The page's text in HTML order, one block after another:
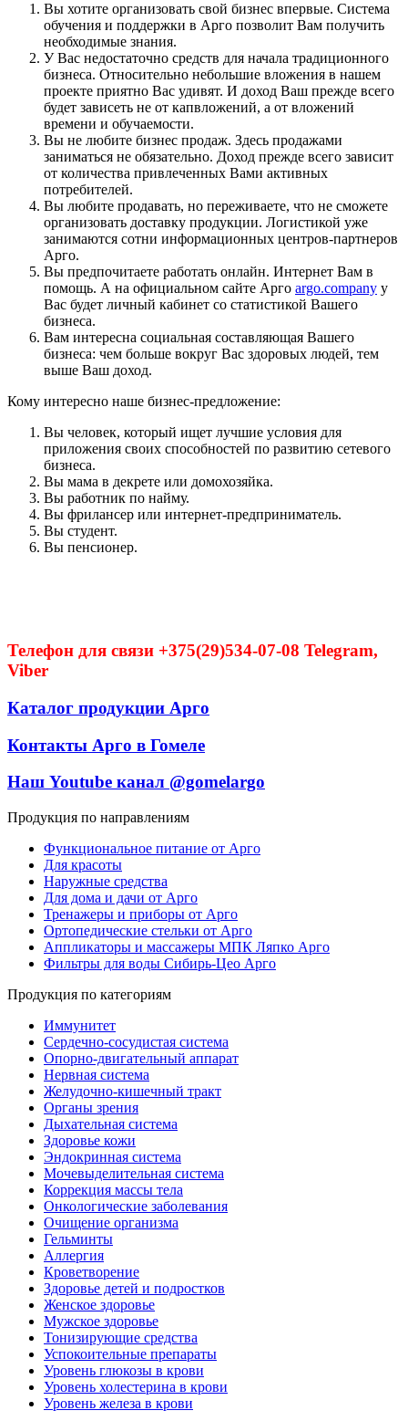
Вы хотите организовать свой бизнес впервые. Система
обучения и поддержки в Арго позволит Вам получить
необходимые знания.
У Вас недостаточно средств для начала традиционного
бизнеса. Относительно небольшие вложения в нашем
проекте приятно Вас удивят. И доход Ваш прежде всего
будет зависеть не от капвложений, а от вложений
времени и обучаемости.
Вы не любите бизнес продаж. Здесь продажами
заниматься не обязательно. Доход прежде всего зависит
от количества привлеченных Вами активных
потребителей.
Вы любите продавать, но переживаете, что не сможете
организовать доставку продукции. Логистикой уже
занимаются сотни информационных центров-партнеров
Арго.
Вы предпочитаете работать онлайн. Интернет Вам в
помощь. А на официальном сайте Арго argo.company у
Вас будет личный кабинет со статистикой Вашего
бизнеса.
Вам интересна социальная составляющая Вашего
бизнеса: чем больше вокруг Вас здоровых людей, тем
выше Ваш доход.
Кому интересно наше бизнес-предложение:
Вы человек, который ищет лучшие условия для
приложения своих способностей по развитию сетевого
бизнеса.
Вы мама в декрете или домохозяйка.
Вы работник по найму.
Вы фрилансер или интернет-предприниматель.
Вы студент.
Вы пенсионер.
Телефон для связи +375(29)534-07-08 Telegram,
Viber
Каталог продукции Арго
Контакты Арго в Гомеле
Наш Youtube канал @gomelargo
Продукция по направлениям
Функциональное питание от Арго
Для красоты
Наружные средства
Для дома и дачи от Арго
Тренажеры и приборы от Арго
Ортопедические стельки от Арго
Аппликаторы и массажеры МПК Ляпко Арго
Фильтры для воды Сибирь-Цео Арго
Продукция по категориям
Иммунитет
Сердечно-сосудистая система
Опорно-двигательный аппарат
Нервная система
Желудочно-кишечный тракт
Органы зрения
Дыхательная система
Здоровье кожи
Эндокринная система
Мочевыделительная система
Коррекция массы тела
Онкологические заболевания
Очищение организма
Гельминты
Аллергия
Кроветворение
Здоровье детей и подростков
Женское здоровье
Мужское здоровье
Тонизирующие средства
Успокоительные препараты
Уровень глюкозы в крови
Уровень холестерина в крови
Уровень железа в крови